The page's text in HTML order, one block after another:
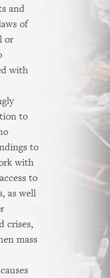
and
of
or
with
to
to
with
to
as well
crises,
mass